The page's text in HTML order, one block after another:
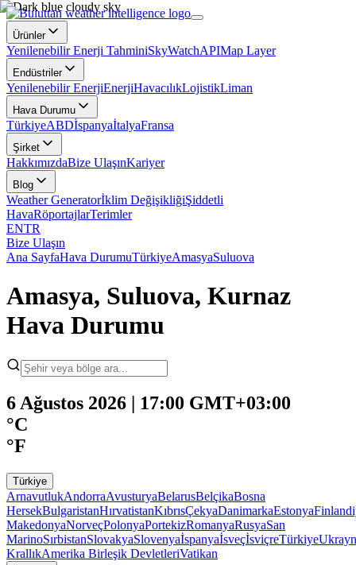
Ürünler
Yenilenebilir Enerji TahminiSkyWatchAPIMap Layer
Endüstriler
Yenilenebilir EnerjiEnerjiHavacılıkLojistikLiman
Hava Durumu
TürkiyeABDİspanyaİtalyaFransa
Şirket
HakkımızdaBize UlaşınKariyer
Blog
Weather Generatorİklim DeğişikliğiŞiddetli
HavaRöportajlarTerimler
ENTR
Bize Ulaşın
Ana SayfaHava DurumuTürkiyeAmasyaSuluova
Amasya, Suluova, Kurnaz
Hava Durumu
6 Ağustos 2026 | 17:00 GMT+03:00
°C
°F
Türkiye
ArnavutlukAndorraAvusturyaBelarusBelçikaBosna
HersekBulgaristanHırvatistanKıbrısÇekyaDanimarkaEstonya
MakedonyaNorveçPolonyaPortekizRomanyaRusyaSan
MarinoSırbistanSlovakyaSlovenyaİspanyaİsveçİsviçreTürkiye
KrallıkAmerika Birleşik DevletleriVatikan